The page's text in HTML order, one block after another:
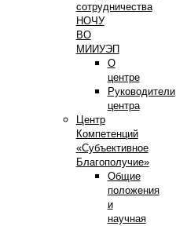
сотрудничества
НОЧУ
ВО
МИИУЭП
О
центре
Руководители
центра
Центр
Компетенций
«Субъективное
Благополучие»
Общие
положения
и
научная